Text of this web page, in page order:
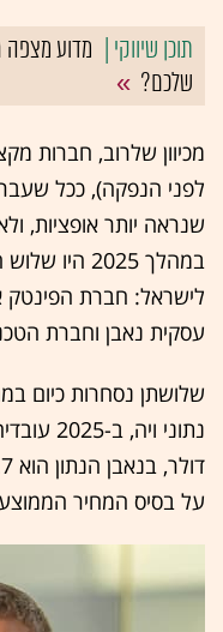
מדוע
שלכם?
מכיוון שלרוב, חברות
לפני הנפקה), ככל
שנראה יותר אופציות,
במהלך 2025
לישראל: חברת הפינטק
עסקית נאבן וחברת
שלושתן נסחרות כיום
על בסיס המחיר הממוצע, הסכום